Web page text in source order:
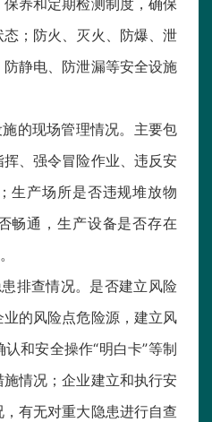
养和定期检测制度，确保
；防火、灭火、防爆、泄
静电、防泄漏等安全设施
的现场管理情况。主要包
、强令冒险作业、违反安
生产场所是否违规堆放物
畅通，生产设备是否存在
排查情况。是否建立风险
的风险点危险源，建立风
和安全操作“明白卡”等制
情况；企业建立和执行安
有无对重大隐患进行自查